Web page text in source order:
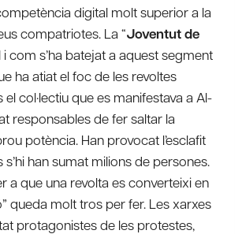
digital molt superior a la
compatriotes. La “Joventut de
i com s’ha batejat a aquest segment
ha atiat el foc de les revoltes
el col·lectiu que es manifestava a Al-
responsables de fer saltar la
potència. Han provocat l’esclafit
han sumat milions de persones.
a que una revolta es converteixi en
queda molt tros per fer. Les xarxes
protagonistes de les protestes,